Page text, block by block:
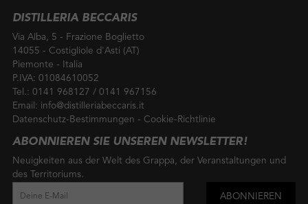
DISTILLERIA BECCARIS
Via Alba, 5 - Frazione Boglietto
14055 - Costigliole d'Asti (AT)
Piemonte - Italia
P.IVA: 01084610052
Tel.: 0141 968127 / 0141 967156
Email: info@distilleriabeccaris.it
Datenschutz-Bestimmungen - Cookie-Richtlinie
ABONNIEREN SIE UNSEREN NEWSLETTER!
Neuigkeiten aus der Welt des Grappa, der Veranstaltungen und
des Territoriums.